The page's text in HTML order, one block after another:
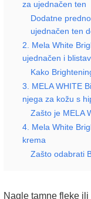
za ujednačen ten
Dodatne
ujednačen ten
2. Mela White
ujednačen i
Kako
3. MELA WHITE
njega za kožu s
Zašto je MELA
4. Mela White
krema
Zašto odabrati
Nagle tamne fleke